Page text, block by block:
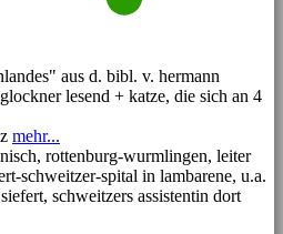
aus d. bibl. v. hermann
lesend + katze, die sich an 4
mehr...
rottenburg-wurmlingen, leiter
schweitzer-spital in lambarene, u.a.
schweitzers assistentin dort